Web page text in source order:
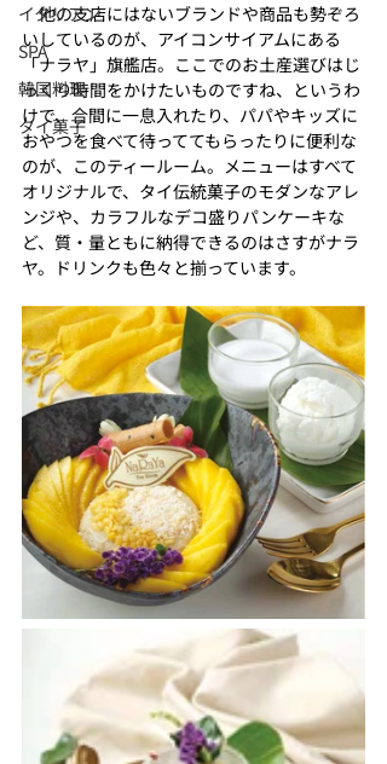
イタリアン
SPA
韓国料理
タイ菓子
他の支店にはないブランドや商品も勢ぞろ
いしているのが、アイコンサイアムにある
「ナラヤ」旗艦店。ここでのお土産選びはじ
っくり時間をかけたいものですね、というわ
けで、合間に一息入れたり、パパやキッズに
おやつを食べて待っててもらったりに便利な
のが、このティールーム。メニューはすべて
オリジナルで、タイ伝統菓子のモダンなアレ
ンジや、カラフルなデコ盛りパンケーキな
ど、質・量ともに納得できるのはさすがナラ
ヤ。ドリンクも色々と揃っています。